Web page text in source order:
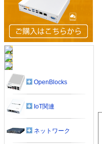
OpenBlocks
IoT関連
ネットワーク